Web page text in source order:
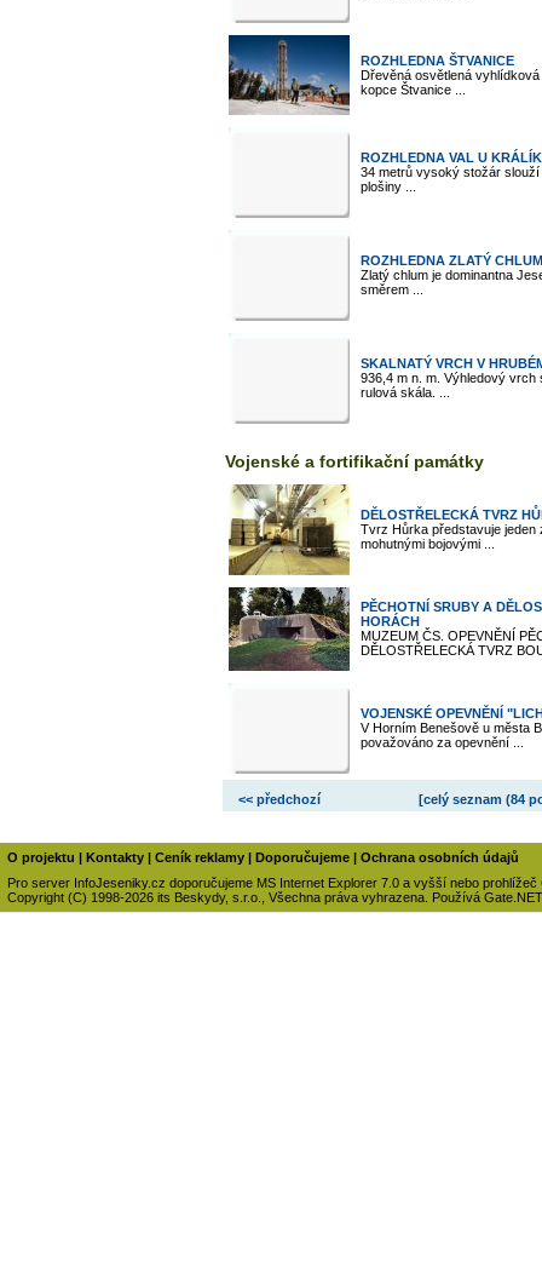
ROZHLEDNA ŠTVANICE
Dřevěná osvětlená
kopce Štvanice ...
ROZHLEDNA VAL U
34 metrů vysoký stožár
plošiny ...
ROZHLEDNA ZLATÝ
Zlatý chlum je dominantna
směrem ...
SKALNATÝ VRCH V
936,4 m n. m. Výhledový
rulová skála. ...
Vojenské a fortifikační památky
DĚLOSTŘELECKÁ TVRZ
Tvrz Hůrka představuje jeden
mohutnými bojovými ...
PĚCHOTNÍ SRUBY A
HORÁCH
MUZEUM ČS. OPEVNĚNÍ
DĚLOSTŘELECKÁ TVRZ
VOJENSKÉ OPEVNĚNÍ
V Horním Benešově u města
považováno za opevnění ...
<< předchozí [celý seznam (84
O projektu | Kontakty | Ceník reklamy | Doporučujeme | Ochrana osobních údajů
Pro server InfoJeseniky.cz doporučujeme MS Internet Explorer 7.0 a vyšší nebo prohlížeč
Copyright (C) 1998-2026 its Beskydy, s.r.o., Všechna práva vyhrazena. Používá